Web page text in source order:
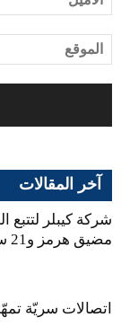
آخر المقالات
مضيق هرمز و21 سفينة دخلت المضيق...
اتصالات سريّة